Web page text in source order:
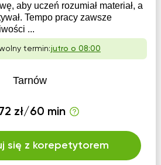
aby uczeń rozumiał materiał, a
Tempo pracy zawsze
...
termin:jutro o 08:00
Tarnów
zł/60 min
się z korepetytorem